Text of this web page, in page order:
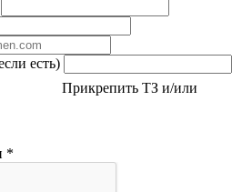
есть)
Прикрепить ТЗ и/или
*